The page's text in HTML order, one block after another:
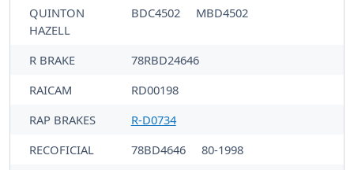
QUINTON
HAZELL
BDC4502 MBD4502
R BRAKE
78RBD24646
RAICAM
RD00198
RAP BRAKES
R-D0734
RECOFICIAL
78BD4646
80-1998